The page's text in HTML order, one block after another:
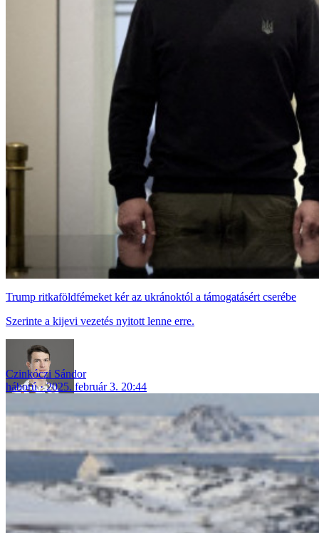
Trump ritkaföldfémeket kér az ukránoktól a támogatásért cserébe
Szerinte a kijevi vezetés nyitott lenne erre.
Czinkóczi Sándor
háború
2025. február 3. 20:44